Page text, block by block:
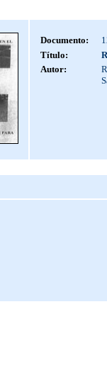
Documento:
Título:
Autor: